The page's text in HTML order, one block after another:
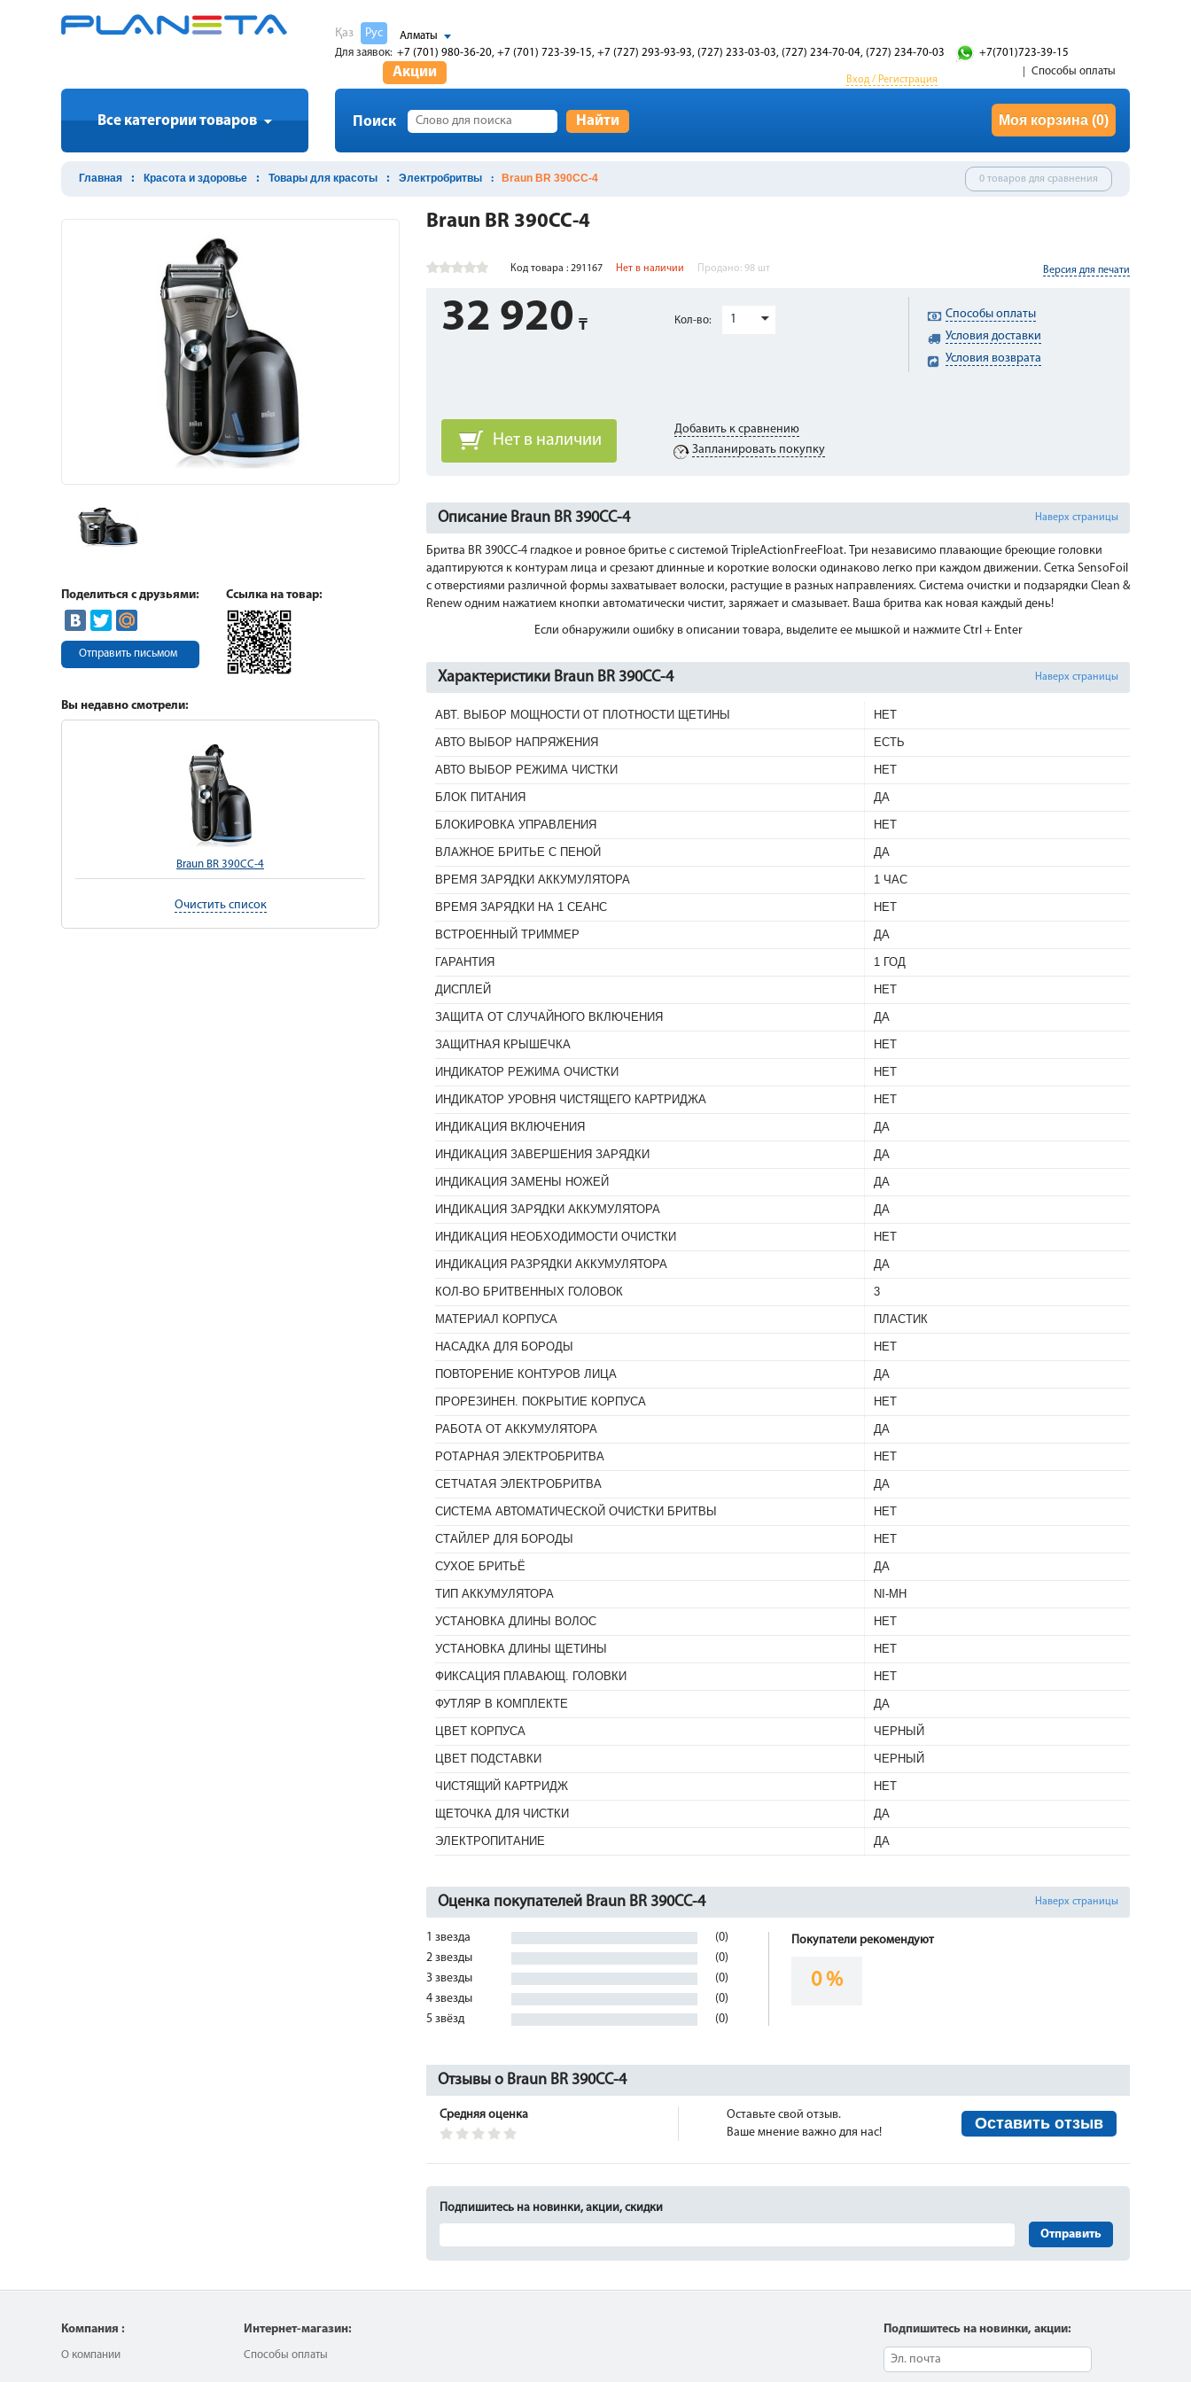
Қаз Рус
Алматы
Для заявок: +7 (701) 980-36-20, +7 (701) 723-39-15, +7 (727) 293-93-93, (727) 233-03-03, (727) 234-70-04, (727) 234-70-03 +7(701)723-39-15
Вход / Регистрация
Акции Способы оплаты
Все категории товаров Поиск Найти Моя корзина (0)
Главная Красота и здоровье Товары для красоты Электробритвы Braun BR 390CC-4 0 товаров для сравнения
Поделиться с друзьями:
Отправить письмом
Ссылка на товар:
Вы недавно смотрели:
Braun BR 390CC-4
Очистить список
Braun BR 390CC-4
Код товара : 291167 Нет в наличии Продано: 98 шт Версия для печати
32 920
Нет в наличии
Кол-во: 1
Добавить к сравнению
Запланировать покупку
Способы оплаты
Условия доставки
Условия возврата
Описание Braun BR 390CC-4 Наверх страницы
Бритва BR 390CC-4 гладкое и ровное бритье с системой TripleActionFreeFloat. Три независимо плавающие бреющие головки
адаптируются к контурам лица и срезают длинные и короткие волоски одинаково легко при каждом движении. Сетка SensoFoil
с отверстиями различной формы захватывает волоски, растущие в разных направлениях. Система очистки и подзарядки Clean &
Renew одним нажатием кнопки автоматически чистит, заряжает и смазывает. Ваша бритва как новая каждый день!
Если обнаружили ошибку в описании товара, выделите ее мышкой и нажмите Ctrl + Enter
Характеристики Braun BR 390CC-4 Наверх страницы
АВТ. ВЫБОР МОЩНОСТИ ОТ ПЛОТНОСТИ ЩЕТИНЫ НЕТ
АВТО ВЫБОР НАПРЯЖЕНИЯ ЕСТЬ
АВТО ВЫБОР РЕЖИМА ЧИСТКИ НЕТ
БЛОК ПИТАНИЯ ДА
БЛОКИРОВКА УПРАВЛЕНИЯ НЕТ
ВЛАЖНОЕ БРИТЬЕ С ПЕНОЙ ДА
ВРЕМЯ ЗАРЯДКИ АККУМУЛЯТОРА 1 ЧАС
ВРЕМЯ ЗАРЯДКИ НА 1 СЕАНС НЕТ
ВСТРОЕННЫЙ ТРИММЕР ДА
ГАРАНТИЯ 1 ГОД
ДИСПЛЕЙ НЕТ
ЗАЩИТА ОТ СЛУЧАЙНОГО ВКЛЮЧЕНИЯ ДА
ЗАЩИТНАЯ КРЫШЕЧКА НЕТ
ИНДИКАТОР РЕЖИМА ОЧИСТКИ НЕТ
ИНДИКАТОР УРОВНЯ ЧИСТЯЩЕГО КАРТРИДЖА НЕТ
ИНДИКАЦИЯ ВКЛЮЧЕНИЯ ДА
ИНДИКАЦИЯ ЗАВЕРШЕНИЯ ЗАРЯДКИ ДА
ИНДИКАЦИЯ ЗАМЕНЫ НОЖЕЙ ДА
ИНДИКАЦИЯ ЗАРЯДКИ АККУМУЛЯТОРА ДА
ИНДИКАЦИЯ НЕОБХОДИМОСТИ ОЧИСТКИ НЕТ
ИНДИКАЦИЯ РАЗРЯДКИ АККУМУЛЯТОРА ДА
КОЛ-ВО БРИТВЕННЫХ ГОЛОВОК 3
МАТЕРИАЛ КОРПУСА ПЛАСТИК
НАСАДКА ДЛЯ БОРОДЫ НЕТ
ПОВТОРЕНИЕ КОНТУРОВ ЛИЦА ДА
ПРОРЕЗИНЕН. ПОКРЫТИЕ КОРПУСА НЕТ
РАБОТА ОТ АККУМУЛЯТОРА ДА
РОТАРНАЯ ЭЛЕКТРОБРИТВА НЕТ
СЕТЧАТАЯ ЭЛЕКТРОБРИТВА ДА
СИСТЕМА АВТОМАТИЧЕСКОЙ ОЧИСТКИ БРИТВЫ НЕТ
СТАЙЛЕР ДЛЯ БОРОДЫ НЕТ
СУХОЕ БРИТЬЁ ДА
ТИП АККУМУЛЯТОРА NI-MH
УСТАНОВКА ДЛИНЫ ВОЛОС НЕТ
УСТАНОВКА ДЛИНЫ ЩЕТИНЫ НЕТ
ФИКСАЦИЯ ПЛАВАЮЩ. ГОЛОВКИ НЕТ
ФУТЛЯР В КОМПЛЕКТЕ ДА
ЦВЕТ КОРПУСА ЧЕРНЫЙ
ЦВЕТ ПОДСТАВКИ ЧЕРНЫЙ
ЧИСТЯЩИЙ КАРТРИДЖ НЕТ
ЩЕТОЧКА ДЛЯ ЧИСТКИ ДА
ЭЛЕКТРОПИТАНИЕ ДА
Оценка покупателей Braun BR 390CC-4 Наверх страницы
1 звезда
(0)
2 звезды
(0)
3 звезды
(0)
4 звезды
(0)
5 звёзд
(0)
Покупатели рекомендуют
0 %
Отзывы о Braun BR 390CC-4
Средняя оценка
Оставьте свой отзыв.
Ваше мнение важно для нас!
Оставить отзыв
Подпишитесь на новинки, акции, скидки
Отправить
Компания :
О компании
Интернет-магазин:
Способы оплаты
Подпишитесь на новинки, акции: